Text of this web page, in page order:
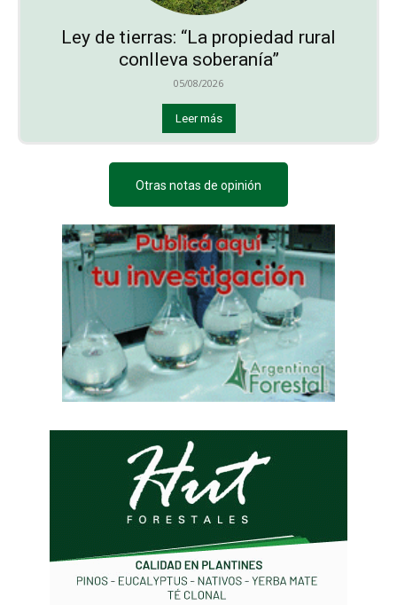
Ley de tierras: “La propiedad rural
conlleva soberanía”
05/08/2026
Leer más
Otras notas de opinión